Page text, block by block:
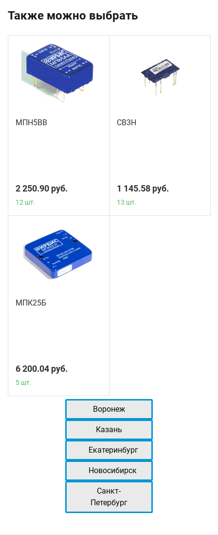
Также можно выбрать
МПН5ВВ
2 250.90 руб.
12 шт.
СВ3Н
1 145.58 руб.
13 шт.
МПК25Б
6 200.04 руб.
5 шт.
Воронеж
Казань
Екатеринбург
Новосибирск
Санкт-
Петербург